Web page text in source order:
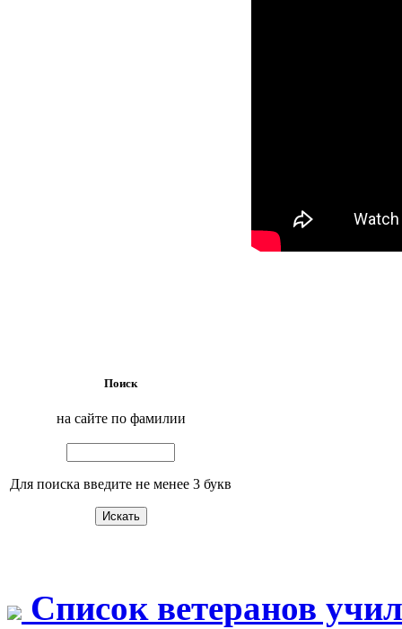
Поиск
на сайте по фамилии
Для поиска введите не менее 3 букв
Список ветеранов